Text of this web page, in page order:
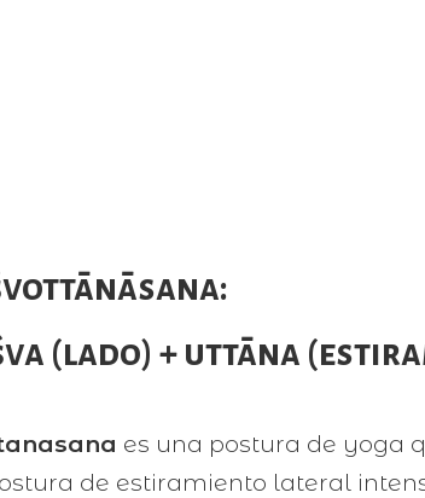
(lado) + uttāna
es una postura de yoga
de estiramiento lateral